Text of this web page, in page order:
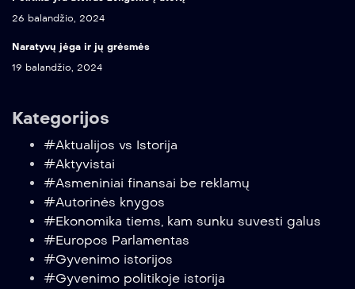
26 balandžio, 2024
Naratyvų jėga ir jų grėsmės
19 balandžio, 2024
Kategorijos
#Aktualijos vs Istorija
#Aktyvistai
#Asmeniniai finansai be reklamų
#Autorinės knygos
#Ekonomika tiems, kam sunku suvesti galus
#Europos Parlamentas
#Gyvenimo istorijos
#Gyvenimo politikoje istorija